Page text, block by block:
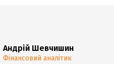
Андрій Шевчишин
Фінансовий аналітик